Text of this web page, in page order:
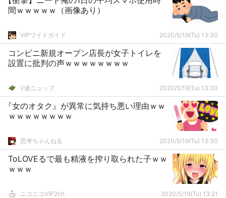
間ｗｗｗｗｗ（画像あり）
VIPワイドガイド 2020/5/19(Tu) 13:30
コンビニ新規オープン店長が女子トイレを
設置に批判の声ｗｗｗｗｗｗｗｗ
V速ニュップ 2020/5/19(Tu) 13:30
『女のオタク』が異常に気持ち悪い理由ｗｗ
ｗｗｗｗｗｗｗｗ
思考ちゃんねる 2020/5/19(Tu) 13:30
ToLOVEるで最も精液を搾り取られた子ｗｗ
ｗｗｗ
ニコニコVIP2ch 2020/5/19(Tu) 13:21